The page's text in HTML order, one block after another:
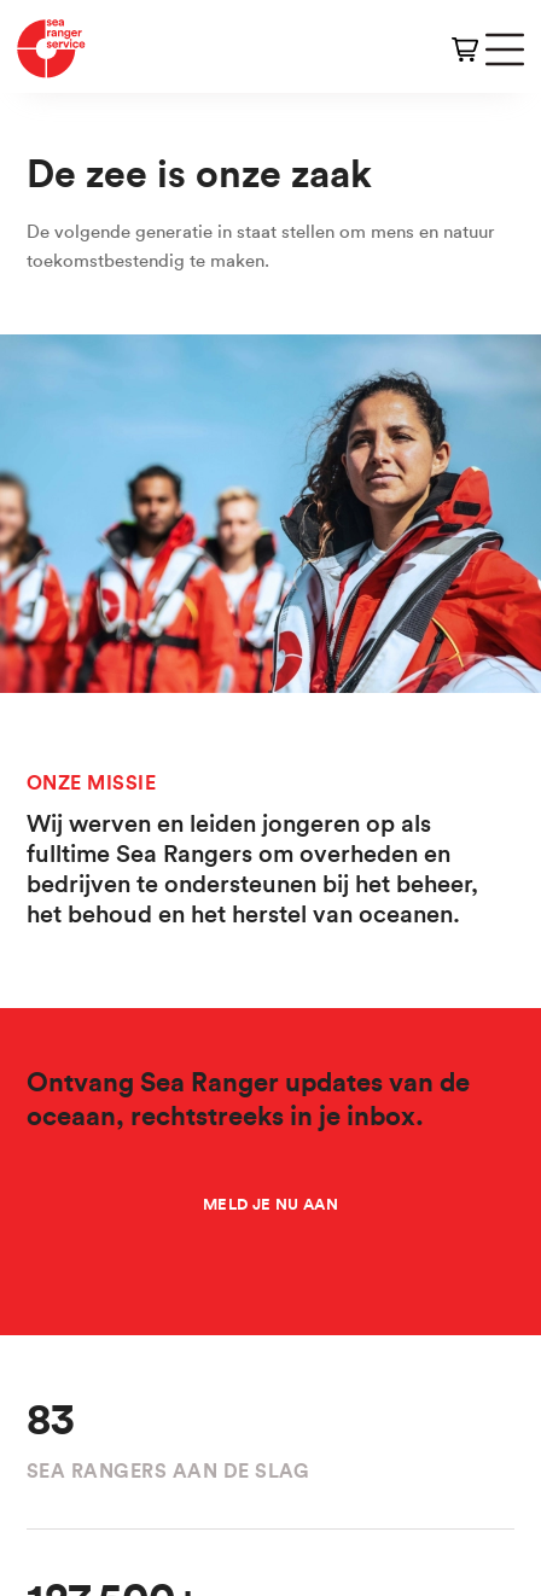
De zee is onze zaak
De volgende generatie in staat stellen om mens en natuur
toekomstbestendig te maken.
ONZE MISSIE
Wij werven en leiden jongeren op als
fulltime Sea Rangers om overheden en
bedrijven te ondersteunen bij het beheer,
het behoud en het herstel van oceanen.
Ontvang Sea Ranger updates van de
oceaan, rechtstreeks in je inbox.
MELD JE NU AAN
83
SEA RANGERS AAN DE SLAG